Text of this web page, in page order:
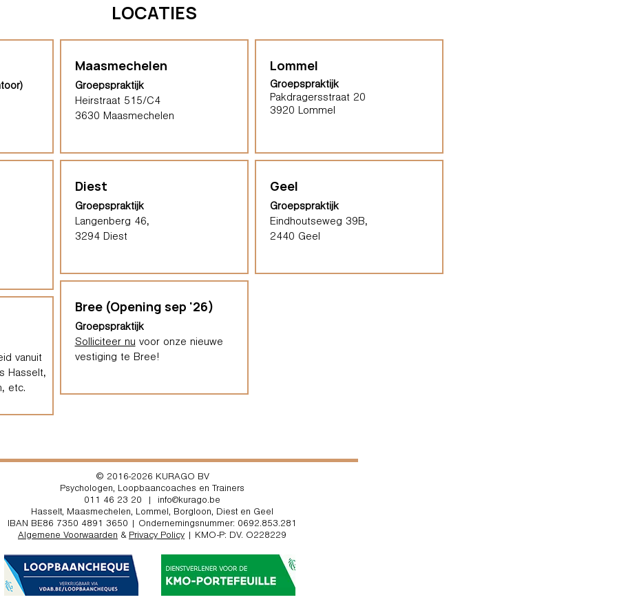
LOCATIES
vanuit
Hasselt,
etc.
Maasmechelen
Groepspraktijk
Heirstraat 515/C4
3630 Maasmechelen
Diest
Groepspraktijk
Langenberg 46,
3294 Diest
Bree (Opening sep '26)
Groepspraktijk
Solliciteer nu voor onze nieuwe
vestiging te Bree!
Lommel
Groepspraktijk
Pakdragersstraat 20
3920 Lommel
Geel
Groepspraktijk
Eindhoutseweg 39B,
2440 Geel
© 2016-2026 KURAGO BV
Psychologen, Loopbaancoaches en Trainers
011 46 23 20
info@kurago.be
Hasselt, Maasmechelen, Lommel, Borgloon, Diest en Geel
IBAN BE86 7350 4891 3650 | Ondernemingsnummer: 0692.853.281
Algemene Voorwaarden & Privacy Policy | KMO-P: DV. O228229